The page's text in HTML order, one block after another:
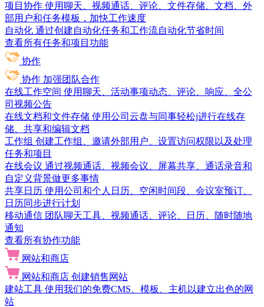
项目协作 使用聊天、视频通话、评论、文件存储、文档、外
部用户和任务模板，加快工作速度
自动化 通过创建自动化任务和工作流自动化节省时间
查看所有任务和项目功能
协作
协作 加强团队合作
在线工作空间 使用聊天、活动事项动态、评论、响应、全公
司视频公告
在线文档和文件存储 使用公司云盘与同事轻松j进行在线存
储、共享和编辑文档
工作组 创建工作组、邀请外部用户、设置访问权限以及处理
任务和项目
在线会议 通过视频通话、视频会议、屏幕共享、通话录音和
自定义背景做更多事情
共享日历 使用公司和个人日历、空闲时间段、会议室预订、
日历同步进行计划
移动通信 团队聊天工具、视频通话、评论、日历、随时随地
通知
查看所有协作功能
网站和商店
网站和商店 创建销售网站
建站工具 使用我们的免费CMS、模板、主机以建立出色的网
站